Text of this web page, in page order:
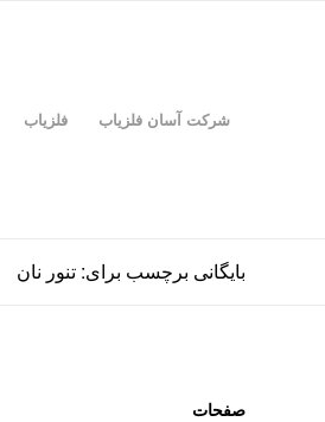
شرکت آسان فلزیاب فلزیاب
بایگانی برچسب برای: تنور نان
صفحات